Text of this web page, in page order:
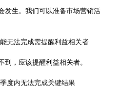
发生。我们可以准备市场营销活
到，应该提醒利益相关者。